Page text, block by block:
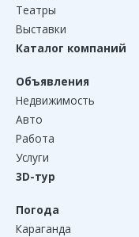
Театры
Выставки
Каталог компаний
Объявления
Недвижимость
Авто
Работа
Услуги
3D-тур
Погода
Караганда